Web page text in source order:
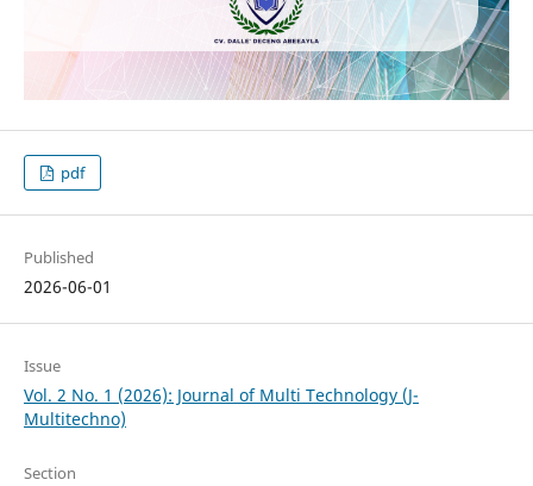
pdf
Published
2026-06-01
Issue
Vol. 2 No. 1 (2026): Journal of Multi Technology (J-
Multitechno)
Section